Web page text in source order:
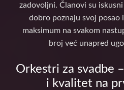
zadovoljni. Članovi su
dobro poznaju svoj posao
maksimum na svakom
broj već unapred
Orkestri za svadbe
i kvalitet na